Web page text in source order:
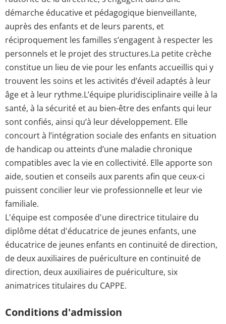
démarche éducative et pédagogique bienveillante,
auprès des enfants et de leurs parents, et
réciproquement les familles s’engagent à respecter les
personnels et le projet des structures.La petite crèche
constitue un lieu de vie pour les enfants accueillis qui y
trouvent les soins et les activités d’éveil adaptés à leur
âge et à leur rythme.L’équipe pluridisciplinaire veille à la
santé, à la sécurité et au bien-être des enfants qui leur
sont confiés, ainsi qu’à leur développement. Elle
concourt à l’intégration sociale des enfants en situation
de handicap ou atteints d’une maladie chronique
compatibles avec la vie en collectivité. Elle apporte son
aide, soutien et conseils aux parents afin que ceux-ci
puissent concilier leur vie professionnelle et leur vie
familiale.
L'équipe est composée d'une directrice titulaire du
diplôme détat d'éducatrice de jeunes enfants, une
éducatrice de jeunes enfants en continuité de direction,
de deux auxiliaires de puériculture en continuité de
direction, deux auxiliaires de puériculture, six
animatrices titulaires du CAPPE.
Conditions d'admission